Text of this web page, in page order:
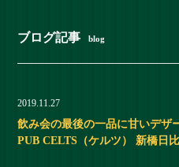
ブログ記事 blog
2019.11.27
飲み会の最後の一品に甘いデザ
PUB CELTS（ケルツ） 新橋日